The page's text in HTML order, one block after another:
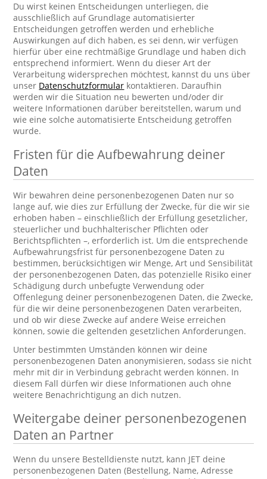
Du wirst keinen Entscheidungen unterliegen, die
ausschließlich auf Grundlage automatisierter
Entscheidungen getroffen werden und erhebliche
Auswirkungen auf dich haben, es sei denn, wir verfügen
hierfür über eine rechtmäßige Grundlage und haben dich
entsprechend informiert. Wenn du dieser Art der
Verarbeitung widersprechen möchtest, kannst du uns über
unser Datenschutzformular kontaktieren. Daraufhin
werden wir die Situation neu bewerten und/oder dir
weitere Informationen darüber bereitstellen, warum und
wie eine solche automatisierte Entscheidung getroffen
wurde.
Fristen für die Aufbewahrung deiner
Daten
Wir bewahren deine personenbezogenen Daten nur so
lange auf, wie dies zur Erfüllung der Zwecke, für die wir sie
erhoben haben – einschließlich der Erfüllung gesetzlicher,
steuerlicher und buchhalterischer Pflichten oder
Berichtspflichten –, erforderlich ist. Um die entsprechende
Aufbewahrungsfrist für personenbezogene Daten zu
bestimmen, berücksichtigen wir Menge, Art und Sensibilität
der personenbezogenen Daten, das potenzielle Risiko einer
Schädigung durch unbefugte Verwendung oder
Offenlegung deiner personenbezogenen Daten, die Zwecke,
für die wir deine personenbezogenen Daten verarbeiten,
und ob wir diese Zwecke auf andere Weise erreichen
können, sowie die geltenden gesetzlichen Anforderungen.
Unter bestimmten Umständen können wir deine
personenbezogenen Daten anonymisieren, sodass sie nicht
mehr mit dir in Verbindung gebracht werden können. In
diesem Fall dürfen wir diese Informationen auch ohne
weitere Benachrichtigung an dich nutzen.
Weitergabe deiner personenbezogenen
Daten an Partner
Wenn du unsere Bestelldienste nutzt, kann JET deine
personenbezogenen Daten (Bestellung, Name, Adresse